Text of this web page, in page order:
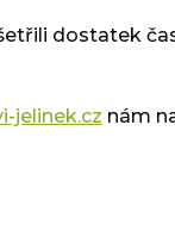
dostatek
jelinek.cz nám